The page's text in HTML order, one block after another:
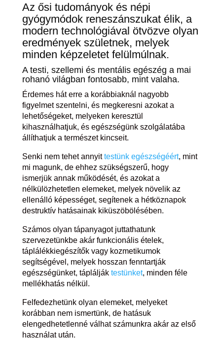
Az ősi tudományok és népi
gyógymódok reneszánszukat élik, a
modern technológiával ötvözve olyan
eredmények születnek, melyek
minden képzeletet felülmúlnak.
A testi, szellemi és mentális egészég a mai
rohanó világban fontosabb, mint valaha.
Érdemes hát erre a korábbiaknál nagyobb
figyelmet szentelni, és megkeresni azokat a
lehetőségeket, melyeken keresztül
kihasználhatjuk, és egészségünk szolgálatába
állíthatjuk a természet kincseit.
Senki nem tehet annyittestünk egészségéért, mint
mi magunk, de ehhez szükségszerű, hogy
ismerjük annak működését, és azokat a
nélkülözhetetlen elemeket, melyek növelik az
ellenálló képességet, segítenek a hétköznapok
destruktív hatásainak kiküszöbölésében.
Számos olyan tápanyagot juttathatunk
szervezetünkbe akár funkcionális ételek,
táplálékkiegészítők vagy kozmetikumok
segítségével, melyek hosszan fenntartják
egészségünket, táplálják testünket, minden féle
mellékhatás nélkül.
Felfedezhetünk olyan elemeket, melyeket
korábban nem ismertünk, de hatásuk
elengedhetetlenné válhat számunkra akár az első
használat után.